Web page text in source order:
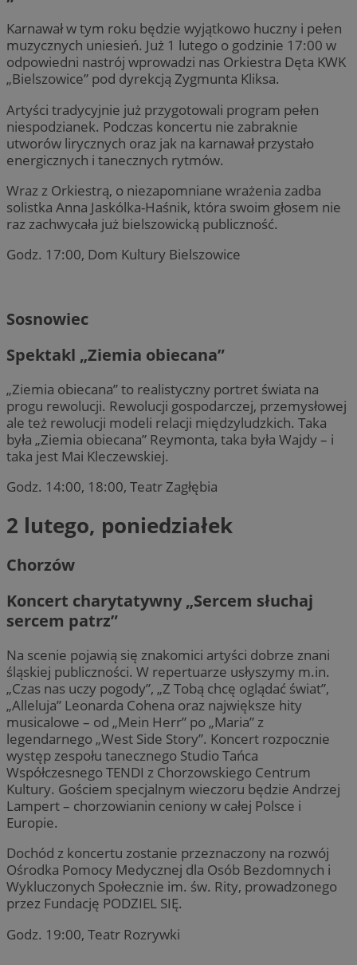
Karnawał w tym roku będzie wyjątkowo huczny i pełen
muzycznych uniesień. Już 1 lutego o godzinie 17:00 w
odpowiedni nastrój wprowadzi nas Orkiestra Dęta KWK
„Bielszowice” pod dyrekcją Zygmunta Kliksa.
Artyści tradycyjnie już przygotowali program pełen
niespodzianek. Podczas koncertu nie zabraknie
utworów lirycznych oraz jak na karnawał przystało
energicznych i tanecznych rytmów.
Wraz z Orkiestrą, o niezapomniane wrażenia zadba
solistka Anna Jaskólka-Haśnik, która swoim głosem nie
raz zachwycała już bielszowicką publiczność.
Godz. 17:00, Dom Kultury Bielszowice
Sosnowiec
Spektakl „Ziemia obiecana”
„Ziemia obiecana” to realistyczny portret świata na
progu rewolucji. Rewolucji gospodarczej, przemysłowej
ale też rewolucji modeli relacji międzyludzkich. Taka
była „Ziemia obiecana” Reymonta, taka była Wajdy – i
taka jest Mai Kleczewskiej.
Godz. 14:00, 18:00, Teatr Zagłębia
2 lutego, poniedziałek
Chorzów
Koncert charytatywny „Sercem słuchaj
sercem patrz”
Na scenie pojawią się znakomici artyści dobrze znani
śląskiej publiczności. W repertuarze usłyszymy m.in.
„Czas nas uczy pogody”, „Z Tobą chcę oglądać świat”,
„Alleluja” Leonarda Cohena oraz największe hity
musicalowe – od „Mein Herr” po „Maria” z
legendarnego „West Side Story”. Koncert rozpocznie
występ zespołu tanecznego Studio Tańca
Współczesnego TENDI z Chorzowskiego Centrum
Kultury. Gościem specjalnym wieczoru będzie Andrzej
Lampert – chorzowianin ceniony w całej Polsce i
Europie.
Dochód z koncertu zostanie przeznaczony na rozwój
Ośrodka Pomocy Medycznej dla Osób Bezdomnych i
Wykluczonych Społecznie im. św. Rity, prowadzonego
przez Fundację PODZIEL SIĘ.
Godz. 19:00, Teatr Rozrywki